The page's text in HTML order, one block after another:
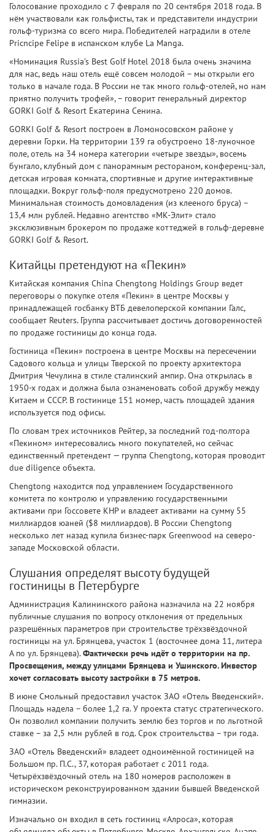
Голосование проходило с 7 февраля по 20 сентября 2018 года. В
нём участвовали как гольфисты, так и представители индустрии
гольф-туризма со всего мира. Победителей наградили в отеле
Pricncipe Felipe в испанском клубе La Manga.
«Номинация Russia’s Best Golf Hotel 2018 была очень значима
для нас, ведь наш отель ещё совсем молодой – мы открыли его
только в начале года. В России не так много гольф-отелей, но нам
приятно получить трофей», – говорит генеральный директор
GORKI Golf & Resort Екатерина Сенина.
GORKI Golf & Resort построен в Ломоносовском районе у
деревни Горки. На территории 139 га обустроено 18-луночное
поле, отель на 34 номера категории «четыре звезды», восемь
бунгало, клубный дом с панорамным рестораном, конференц-зал,
детская игровая комната, спортивные и другие интерактивные
площадки. Вокруг гольф-поля предусмотрено 220 домов.
Минимальная стоимость домовладения (из клееного бруса) –
13,4 млн рублей. Недавно агентство «МК-Элит» стало
эксклюзивным брокером по продаже коттеджей в гольф-деревне
GORKI Golf & Resort.
Китайцы претендуют на «Пекин»
Китайская компания China Chengtong Holdings Group ведет
переговоры о покупке отеля «Пекин» в центре Москвы у
принадлежащей госбанку ВТБ девелоперской компании Галс,
сообщает Reuters. Группа рассчитывает достичь договоренностей
по продаже гостиницы до конца года.
Гостиница «Пекин» построена в центре Москвы на пересечении
Садового кольца и улицы Тверской по проекту архитектора
Дмитрия Чечулина в стиле сталинский ампир. Она открылась в
1950-х годах и должна была ознаменовать собой дружбу между
Китаем и СССР. В гостинице 151 номер, часть площадей здания
используется под офисы.
По словам трех источников Рейтер, за последний год-полтора
«Пекином» интересовались много покупателей, но сейчас
единственный претендент — группа Chengtong, которая проводит
due diligence объекта.
Chengtong находится под управлением Государственного
комитета по контролю и управлению государственными
активами при Госсовете КНР и владеет активами на сумму 55
миллиардов юаней ($8 миллиардов). В России Chengtong
несколько лет назад купила бизнес-парк Greenwood на северо-
западе Московской области.
Слушания определят высоту будущей
гостиницы в Петербурге
Администрация Калининского района назначила на 22 ноября
публичные слушания по вопросу отклонения от предельных
разрешённых параметров при строительстве трёхзвёздочной
гостиницы на ул. Брянцева, участок 1 (восточнее дома 11, литера
А по ул. Брянцева).Фактически речь идёт о территории на пр.
Просвещения, между улицами Брянцева и Ушинского. Инвестор
хочет согласовать высоту застройки в 75 метров.
В июне Смольный предоставил участок ЗАО «Отель Введенский».
Площадь надела – более 1,2 га. У проекта статус стратегического.
Он позволил компании получить землю без торгов и по льготной
ставке – за 2,5 млн рублей в год. Срок строительства – три года.
ЗАО «Отель Введенский» владеет одноимённой гостиницей на
Большом пр. П.С., 37, которая работает с 2011 года.
Четырёхзвёздочный отель на 180 номеров расположен в
историческом реконструированном здании бывшей Введенской
гимназии.
Изначально он входил в сеть гостиниц «Алроса», которая